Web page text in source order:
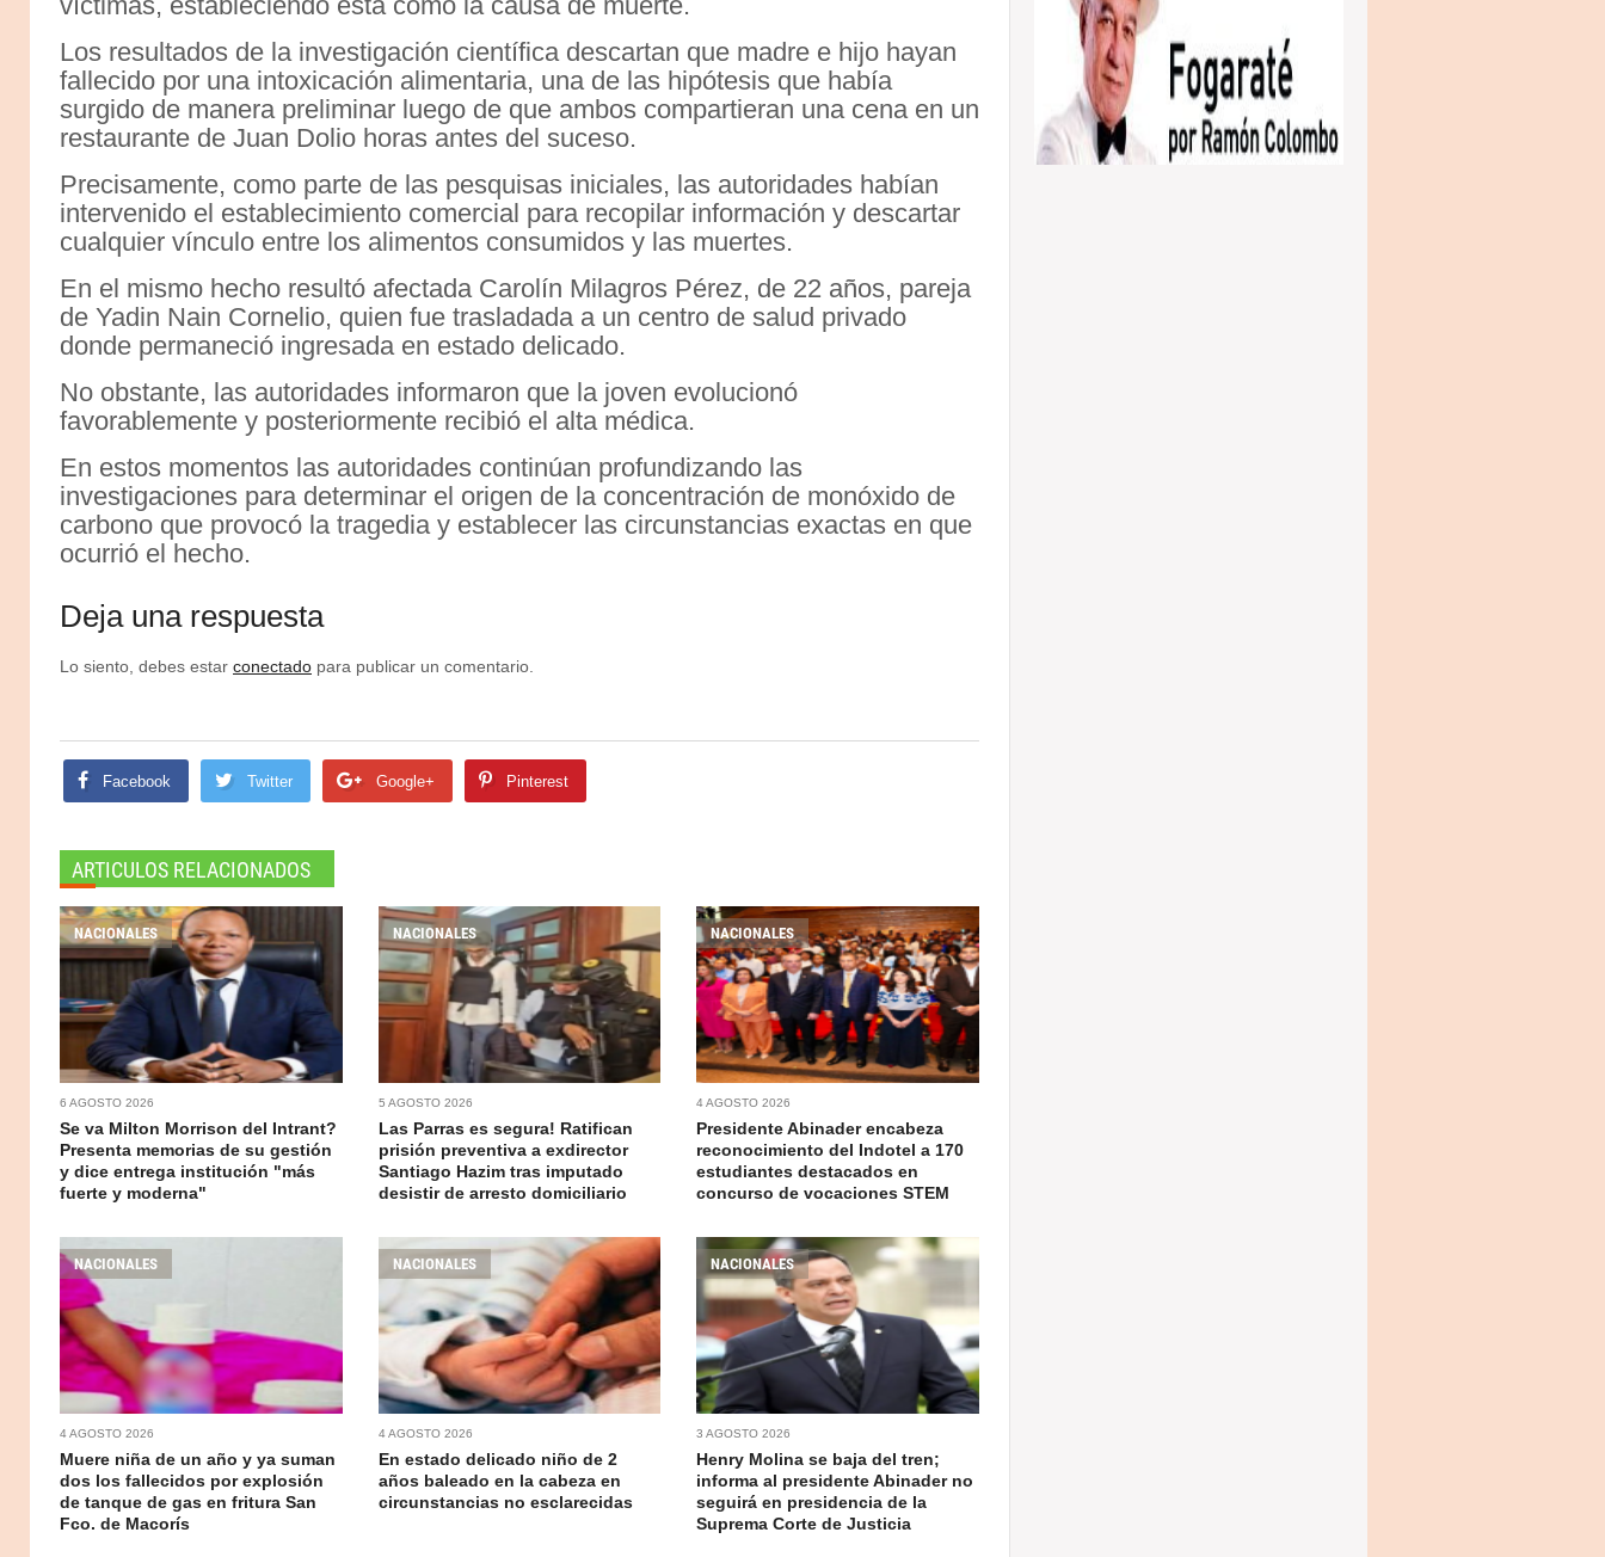
Los resultados de la investigación científica descartan que madre e hijo hayan
fallecido por una intoxicación alimentaria, una de las hipótesis que había
surgido de manera preliminar luego de que ambos compartieran una cena en un
restaurante de Juan Dolio horas antes del suceso.
Precisamente, como parte de las pesquisas iniciales, las autoridades habían
intervenido el establecimiento comercial para recopilar información y descartar
cualquier vínculo entre los alimentos consumidos y las muertes.
En el mismo hecho resultó afectada Carolín Milagros Pérez, de 22 años, pareja
de Yadin Nain Cornelio, quien fue trasladada a un centro de salud privado
donde permaneció ingresada en estado delicado.
No obstante, las autoridades informaron que la joven evolucionó
favorablemente y posteriormente recibió el alta médica.
En estos momentos las autoridades continúan profundizando las
investigaciones para determinar el origen de la concentración de monóxido de
carbono que provocó la tragedia y establecer las circunstancias exactas en que
ocurrió el hecho.
Deja una respuesta
Lo siento, debes estar conectado para publicar un comentario.
Facebook Twitter Google+ Pinterest
ARTICULOS RELACIONADOS
NACIONALES
6 AGOSTO 2026
Se va Milton Morrison del Intrant?
Presenta memorias de su gestión
y dice entrega institución "más
fuerte y moderna"
NACIONALES
5 AGOSTO 2026
Las Parras es segura! Ratifican
prisión preventiva a exdirector
Santiago Hazim tras imputado
desistir de arresto domiciliario
NACIONALES
4 AGOSTO 2026
Presidente Abinader encabeza
reconocimiento del Indotel a 170
estudiantes destacados en
concurso de vocaciones STEM
NACIONALES
4 AGOSTO 2026
Muere niña de un año y ya suman
dos los fallecidos por explosión
de tanque de gas en fritura San
Fco. de Macorís
NACIONALES
4 AGOSTO 2026
En estado delicado niño de 2
años baleado en la cabeza en
circunstancias no esclarecidas
NACIONALES
3 AGOSTO 2026
Henry Molina se baja del tren;
informa al presidente Abinader no
seguirá en presidencia de la
Suprema Corte de Justicia